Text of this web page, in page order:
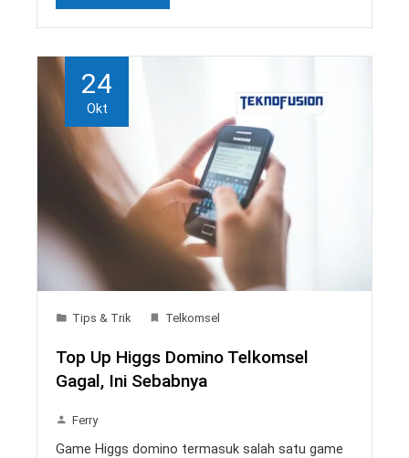
24
Okt
Tips & Trik Telkomsel
Top Up Higgs Domino Telkomsel
Gagal, Ini Sebabnya
Ferry
Game Higgs domino termasuk salah satu game